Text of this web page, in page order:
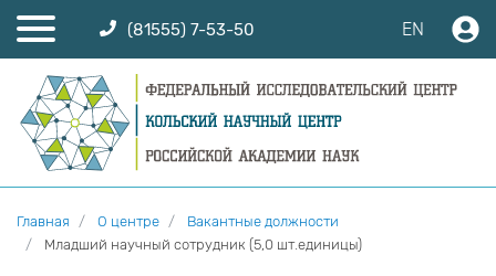
(81555) 7-53-50 EN
Главная О центре
Вакантные должности
Младший научный сотрудник (5,0 шт.единицы)